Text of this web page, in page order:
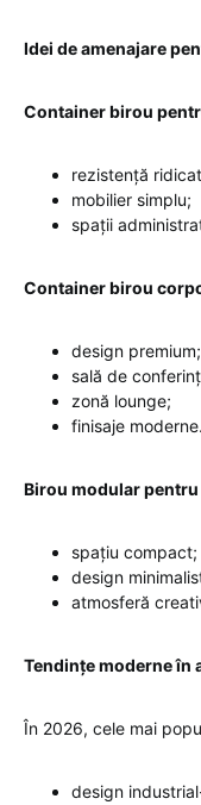
Idei de amenajare
Container birou
rezistență
mobilier simplu;
spații
Container birou
design premium;
sală de
zonă lounge;
finisaje moderne.
Birou modular
spațiu compact;
design
atmosferă
Tendințe moderne în
În 2026, cele mai
design